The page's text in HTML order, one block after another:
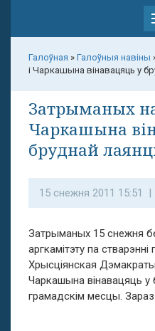
Галоўная » Галоўныя навіны
і Чаркашына вінавацяць у
Затрыманых
Чаркашына
бруднай
15 снежня 2011 15:51 |
Затрыманых 15 снежня
аргкамітэту па стварэнні
Хрысціянская
Чаркашына вінавацяць
грамадскім месцы.